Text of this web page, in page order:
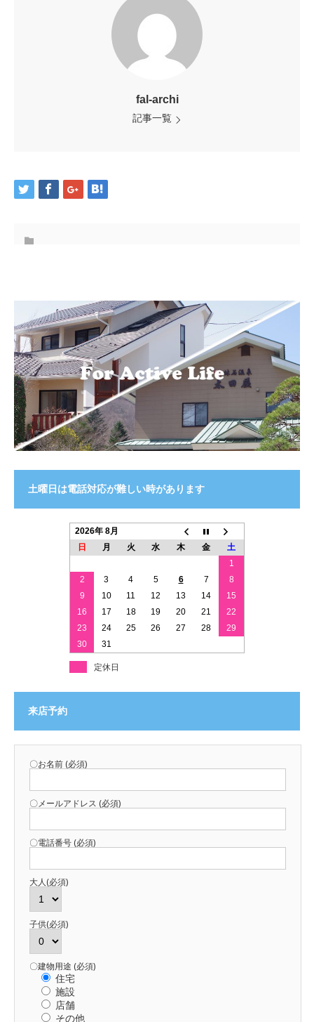
fal-archi
記事一覧
土曜日は電話対応が難しい時があります
2026年 8月
日
月 火 水 木 金
土
1
2
3 4 5 6 7
8
9
10 11 12 13 14
15
16
17 18 19 20 21
22
23
24 25 26 27 28
29
30
31
定休日
来店予約
〇お名前 (必須)
〇メールアドレス (必須)
〇電話番号 (必須)
大人(必須)
子供(必須)
〇建物用途 (必須)
住宅
施設
店舗
その他